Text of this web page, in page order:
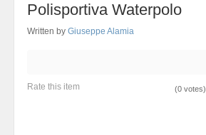
Polisportiva Waterpolo
Written by Giuseppe Alamia
Rate this item (0 votes)